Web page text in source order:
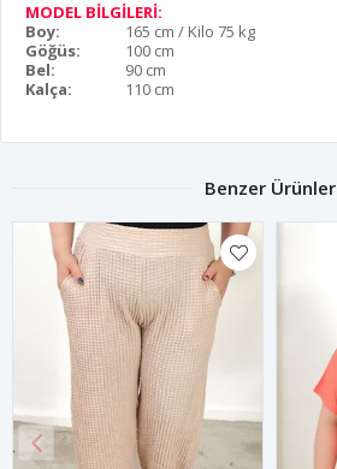
MODEL BİLGİLERİ:
Boy:
165 cm / Kilo 75 kg
Göğüs:
100 cm
Bel:
90 cm
Kalça:
110 cm
Benzer Ürünler